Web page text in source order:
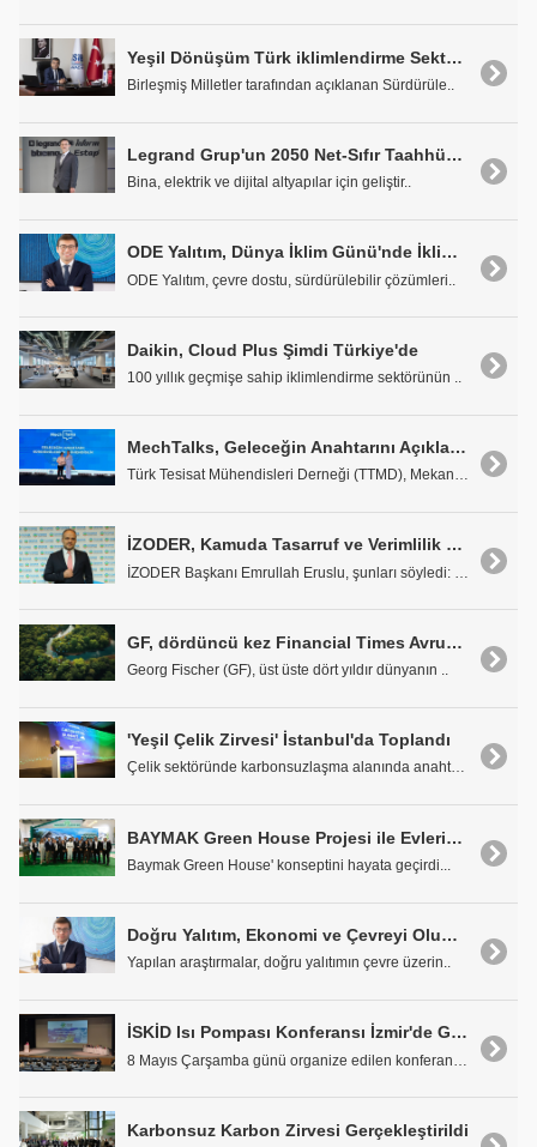
Yeşil Dönüşüm Türk iklimlendirme Sektörü için Fırsat mı Tehdit mi?
Birleşmiş Milletler tarafından açıklanan Sürdürüle..
Legrand Grup'un 2050 Net-Sıfır Taahhüdü Tescillendi
Bina, elektrik ve dijital altyapılar için geliştir..
ODE Yalıtım, Dünya İklim Günü'nde İklim Değişikliğiyle Mücadeleye Odaklanıyor
ODE Yalıtım, çevre dostu, sürdürülebilir çözümleri..
Daikin, Cloud Plus Şimdi Türkiye'de
100 yıllık geçmişe sahip iklimlendirme sektörünün ..
MechTalks, Geleceğin Anahtarını Açıkladı: Sürdürülebilir Mühendislik
Türk Tesisat Mühendisleri Derneği (TTMD), Mekanik ..
İZODER, Kamuda Tasarruf ve Verimlilik Paketi için Yalıtımsız Binalara Dikkat Çekti
GF, dördüncü kez Financial Times Avrupa'nın İklim Liderleri listesinde
Georg Fischer (GF), üst üste dört yıldır dünyanın ..
'Yeşil Çelik Zirvesi' İstanbul'da Toplandı
Çelik sektöründe karbonsuzlaşma alanında anahtar ö..
BAYMAK Green House Projesi ile Evlerin Enerji Tüketimini Sıfırlamak Mümkün
Baymak Green House' konseptini hayata geçirdi...
Doğru Yalıtım, Ekonomi ve Çevreyi Olumlu Etkiliyor
Yapılan araştırmalar, doğru yalıtımın çevre üzerin..
İSKİD Isı Pompası Konferansı İzmir'de Gerçekleşti
Karbonsuz Karbon Zirvesi Gerçekleştirildi